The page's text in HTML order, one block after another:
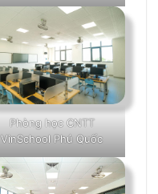
Phòng học CNTT
VinSchool Phú Quốc